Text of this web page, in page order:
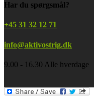
Har du spørgsmål?
+45 31 32 12 71
info@aktivostrig.dk
9.00 - 16.30 Alle hverdage